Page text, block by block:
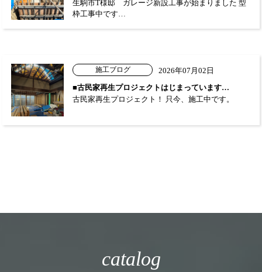
生駒市T様邸 ガレージ新設工事が始まりました 型
枠工事中です…
施工ブログ
2026年07月02日
■古民家再生プロジェクトはじまっています…
古民家再生プロジェクト！ 只今、施工中です。
catalog